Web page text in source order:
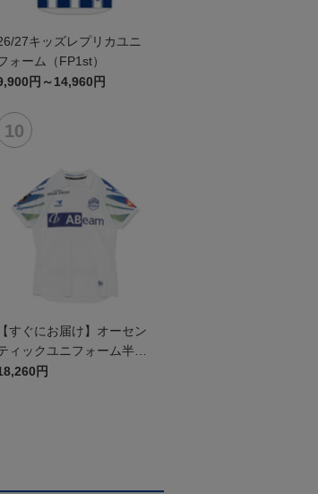
27キッズレプリカユニ
ォーム（FP1st）
円～14,960円
【すぐにお届け】オーセン
ィックユニフォーム半袖
2026百年構想リーグ）F
円